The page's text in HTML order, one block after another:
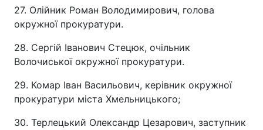
27. Олійник Роман Володимирович, голова
окружної прокуратури.
28. Сергій Іванович Стецюк, очільник
Волочиської окружної прокуратури.
29. Комар Іван Васильович, керівник окружної
прокуратури міста Хмельницького;
30. Терлецький Олександр Цезарович, заступник